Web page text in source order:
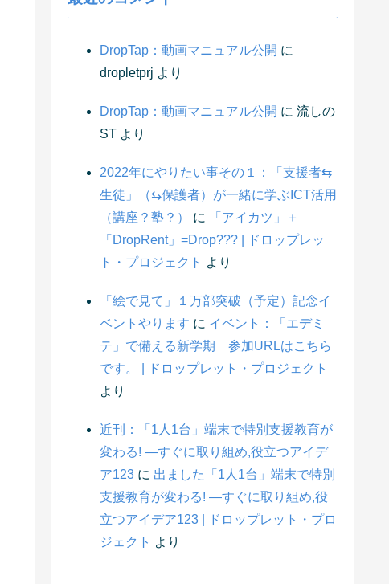
DropTap：動画マニュアル公開 に
dropletprj より
DropTap：動画マニュアル公開 に 流しの
ST より
2022年にやりたい事その１：「支援者⇆
生徒」（⇆保護者）が一緒に学ぶICT活用
（講座？塾？）
に
「アイカツ」＋
「DropRent」=Drop??? | ドロップレッ
ト・プロジェクト より
「絵で見て」１万部突破（予定）記念イ
ベントやります に イベント：「エデミ
テ」で備える新学期 参加URLはこちら
です。 | ドロップレット・プロジェクト
より
近刊：「1人1台」端末で特別支援教育が
変わる! ―すぐに取り組め,役立つアイデ
ア123 に 出ました「1人1台」端末で特別
支援教育が変わる! ―すぐに取り組め,役
立つアイデア123 | ドロップレット・プロ
ジェクト より